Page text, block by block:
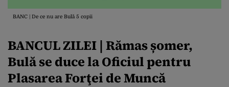
BANC | De ce nu are Bulă 5 copii
BANCUL ZILEI | Rămas șomer,
Bulă se duce la Oficiul pentru
Plasarea Forţei de Muncă